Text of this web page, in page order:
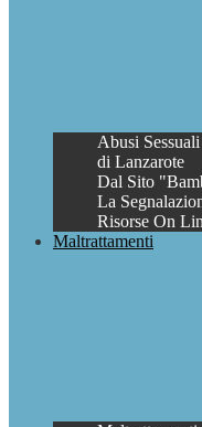
Abusi
di Lanzarote
Dal Sito
La
Risorse On
Maltrattamenti